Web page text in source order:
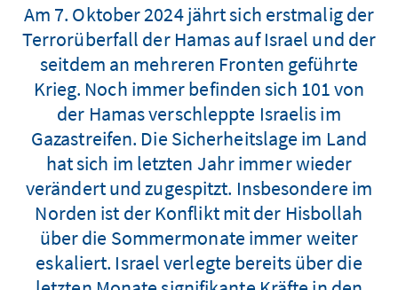
Am 7. Oktober 2024 jährt sich erstmalig der
Terrorüberfall der Hamas auf Israel und der
seitdem an mehreren Fronten geführte
Krieg. Noch immer befinden sich 101 von
der Hamas verschleppte Israelis im
Gazastreifen. Die Sicherheitslage im Land
hat sich im letzten Jahr immer wieder
verändert und zugespitzt. Insbesondere im
Norden ist der Konflikt mit der Hisbollah
über die Sommermonate immer weiter
eskaliert. Israel verlegte bereits über die